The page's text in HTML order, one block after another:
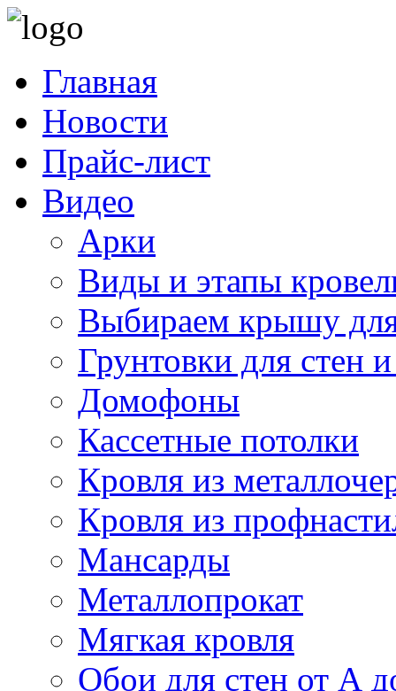
Главная
Новости
Прайс-лист
Видео
Арки
Виды и этапы
Выбираем крышу
Грунтовки для стен
Домофоны
Кассетные потолки
Кровля из
Кровля из
Мансарды
Металлопрокат
Мягкая кровля
Обои для стен от А